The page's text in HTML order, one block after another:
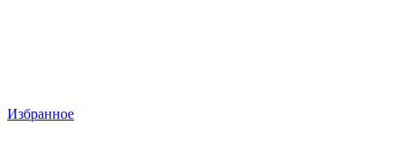
Избранное